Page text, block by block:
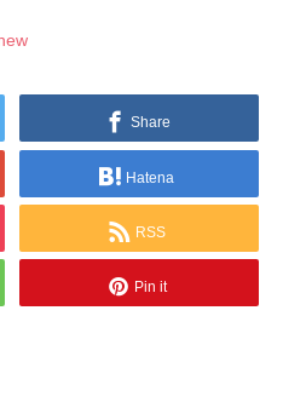
Share
Hatena
RSS
Pin it